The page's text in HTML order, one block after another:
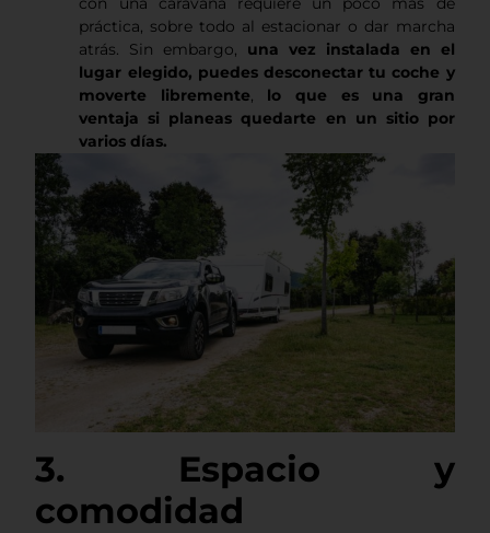
práctica, sobre todo al estacionar o dar marcha
atrás. Sin embargo, una vez instalada en el
lugar elegido, puedes desconectar tu coche y
moverte libremente, lo que esuna gran
ventaja si planeas quedarte en un sitio por
varios días.
3. Espacio y
comodidad